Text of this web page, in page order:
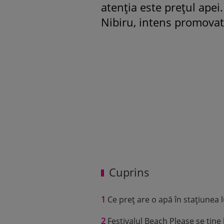
atenția este prețul
Nibiru, intens
Cuprins
1 Ce preț are o apă în stațiunea
2 Festivalul Beach Please se ține